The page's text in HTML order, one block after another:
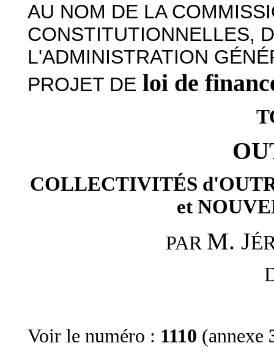
AU NOM DE LA
CONSTITUTIONNELLES,
L'ADMINISTRATION
PROJET DE loi de
COLLECTIVITÉS
et
PAR M. J
Voir le numéro : 1110 (annexe